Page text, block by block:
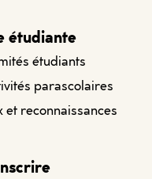
étudiante
étudiants
parascolaires
et reconnaissances